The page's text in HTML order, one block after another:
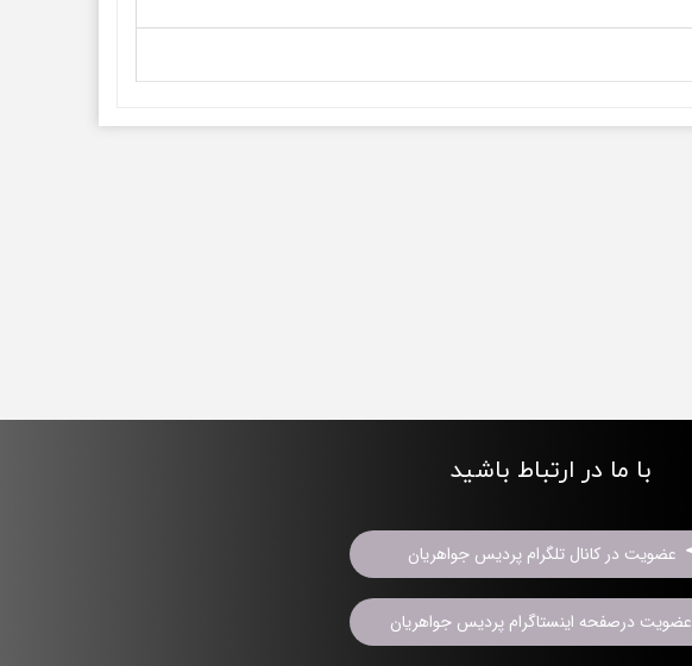
با ما در ارتباط باشید
عضویت در کانال تلگرام پردیس جواهریان
عضویت درصفحه اینستاگرام پردیس جواهریان